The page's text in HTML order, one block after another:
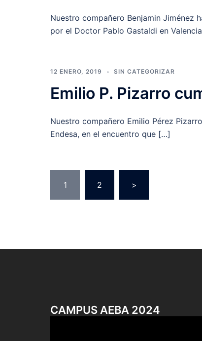
Nuestro compañero Benjamin Jiménez
por el Doctor Pablo Gastaldi en
12 ENERO, 2019 SIN CATEGORIZAR
Emilio P. Pizarro
Nuestro compañero Emilio Pérez
Endesa, en el encuentro que […]
Navegación
de
1 2 >
CAMPUS AEBA 2024